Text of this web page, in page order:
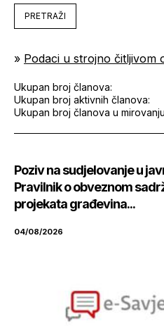
PRETRAŽI
» Podaci u strojno čitljivom
Ukupan broj članova:
Ukupan broj aktivnih članova:
Ukupan broj članova u
Poziv na sudjelovanje u
Pravilnik o obveznom
projekata građevina...
04/08/2026